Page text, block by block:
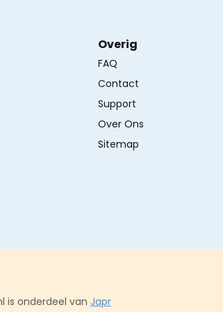
Overig
FAQ
Contact
Support
Over Ons
Sitemap
is onderdeel van Japr